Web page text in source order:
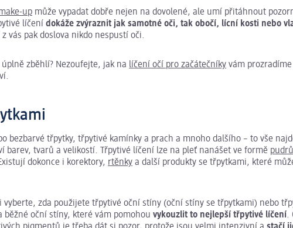
up může vypadat dobře nejen na dovolené, ale umí přitáhnout
líčení dokáže zvýraznit jak samotné oči, tak obočí, lícní kosti nebo
vás pak doslova nikdo nespustí oči.
zběhlí? Nezoufejte, jak na líčení očí pro začátečníky vám
bezbarvé třpytky, třpytivé kamínky a prach a mnoho dalšího – to vše
barev, tvarů a velikostí. Třpytivé líčení lze na pleť nanášet ve formě pudrů
dokonce i korektory, rtěnky a další produkty se třpytkami, které
zda použijete třpytivé oční stíny (oční stíny se třpytkami) nebo
běžné oční stíny, které vám pomohou vykouzlit to nejlepší třpytivé líčení.